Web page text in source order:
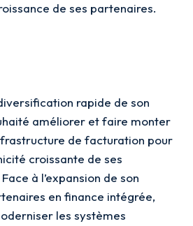
de ses partenaires.
rapide de son
améliorer et faire monter
de facturation pour
croissante de ses
à l’expansion de son
en finance intégrée,
les systèmes